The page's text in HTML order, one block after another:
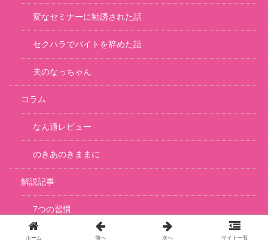
変なセミナーに勧誘された話
セクハラでバイトを辞めた話
夫のなっちゃん
コラム
なん適レビュー
のきあのきままに
解説記事
7つの習慣
ホーム 前へ 次へ サイト一覧